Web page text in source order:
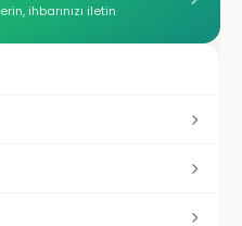
ihbarınızı iletin